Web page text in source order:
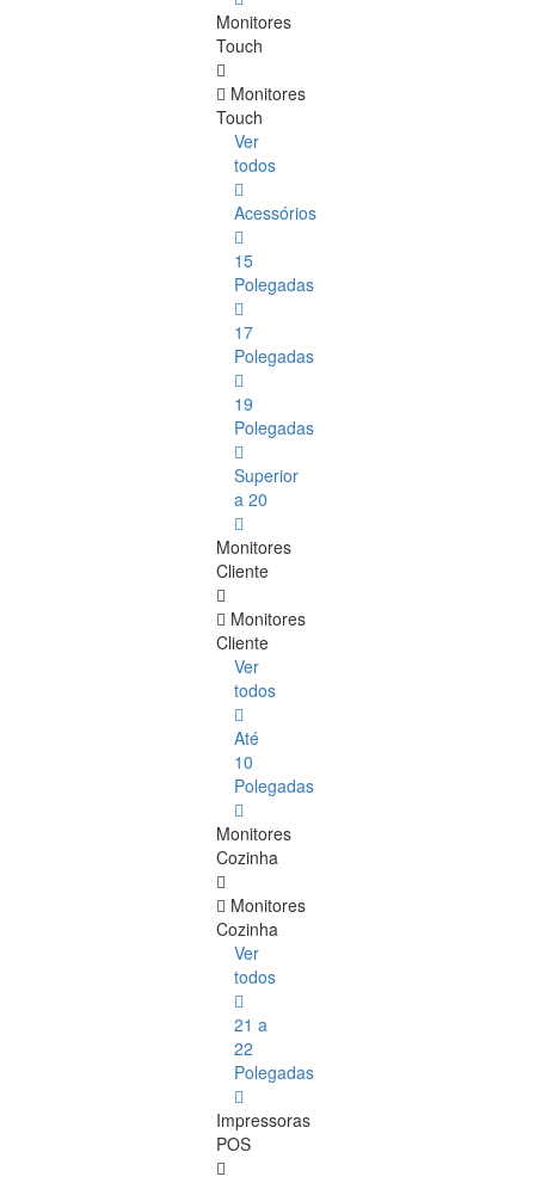
Monitores
Touch
Monitores
Touch
Ver
todos
Acessórios
15
Polegadas
17
Polegadas
19
Polegadas
Superior
a 20
Monitores
Cliente
Monitores
Cliente
Ver
todos
Até
10
Polegadas
Monitores
Cozinha
Monitores
Cozinha
Ver
todos
21 a
22
Polegadas
Impressoras
POS